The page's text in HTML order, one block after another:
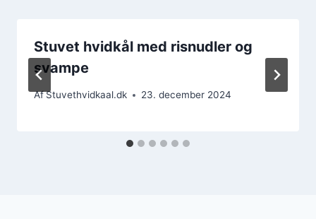
Stuvet hvidkål med risnudler og
svampe
AfStuvethvidkaal.dk 23. december 2024